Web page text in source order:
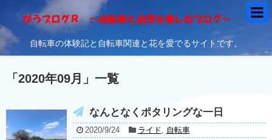
自転車の体験記と自転車関連と花を愛でるサイトです。
「2020年09月 」 一覧
なんとなくポタリングな一日
2020/9/24 ライド
自転車